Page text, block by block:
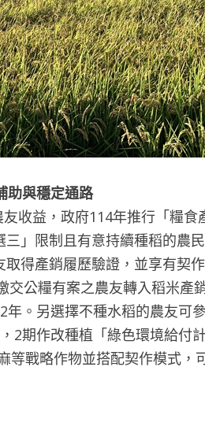
與穩定通路
收益，政府114年推行「糧食
」限制且有意持續種稻的農
得產銷履歷驗證，並享有契
交公糧有案之農友轉入稻米產
。另選擇不種水稻的農友可
2期作改種植「綠色環境給付
等戰略作物並搭配契作模式，